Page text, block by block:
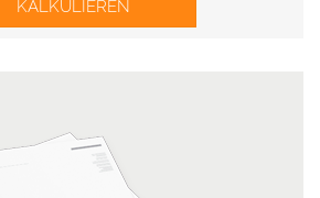
KALKULIEREN